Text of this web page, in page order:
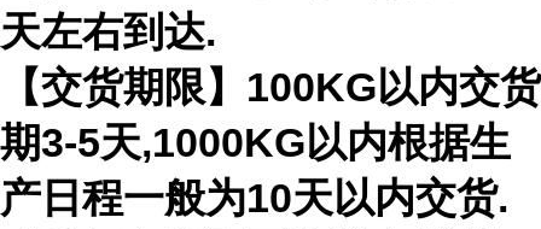
天左右到达.
【交货期限】100KG以内交货
期3-5天,1000KG以内根据生
产日程一般为10天以内交货.